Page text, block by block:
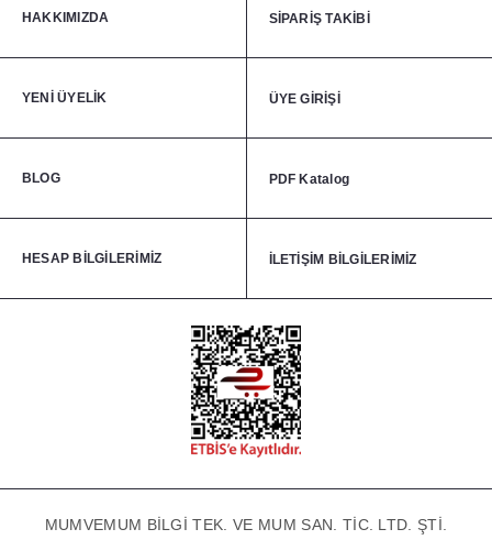
HAKKIMIZDA SİPARİŞ TAKİBİ
YENİ ÜYELİK ÜYE GİRİŞİ
BLOG PDF Katalog
HESAP BİLGİLERİMİZ İLETİŞİM BİLGİLERİMİZ
MUMVEMUM BİLGİ TEK. VE MUM SAN. TİC. LTD. ŞTİ.